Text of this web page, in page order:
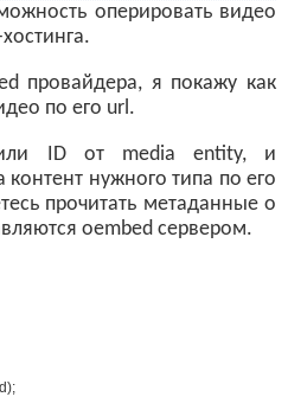
оперировать видео
провайдера, я покажу как
по его url.
ID от media entity, и
нужного типа по его
прочитать метаданные о
oembed сервером.
);